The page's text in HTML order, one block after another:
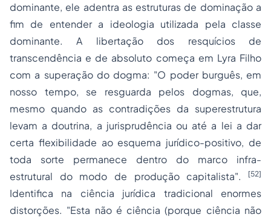
dominante, ele adentra as estruturas de dominação a
fim de entender a ideologia utilizada pela classe
dominante. A libertação dos resquícios de
transcendência e de absoluto começa em Lyra Filho
com a superação do dogma: "O poder burguês, em
nosso tempo, se resguarda pelos dogmas, que,
mesmo quando as contradições da superestrutura
levam a doutrina, a jurisprudência ou até a lei a dar
certa flexibilidade ao esquema jurídico-positivo, de
toda sorte permanece dentro do marco infra-
estrutural do modo de produção capitalista".
[52]
Identifica na ciência jurídica tradicional enormes
distorções. "Esta não é ciência (porque ciência não